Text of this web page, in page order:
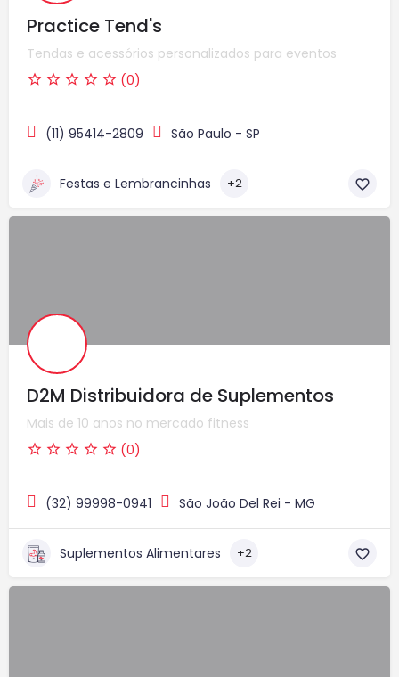
Practice Tend's
Tendas e acessórios personalizados para eventos
(0)
(11) 95414-2809 São Paulo - SP
Festas e Lembrancinhas +2
D2M Distribuidora de Suplementos
Mais de 10 anos no mercado fitness
(0)
(32) 99998-0941 São João Del Rei - MG
Suplementos Alimentares +2